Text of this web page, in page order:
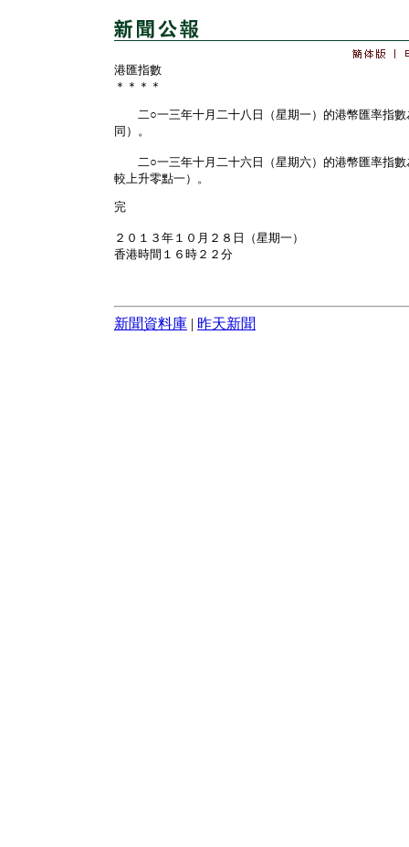
港匯指數
＊＊＊＊
二○一三年十月二十八日（星期一）的港幣匯率指數
同）。
二○一三年十月二十六日（星期六）的港幣匯率指數
較上升零點一）。
完
２０１３年１０月２８日（星期一）
香港時間１６時２２分
新聞資料庫 | 昨天新聞